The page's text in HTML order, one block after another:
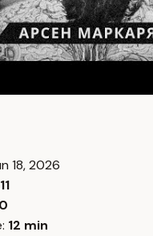
18, 2026
12 min